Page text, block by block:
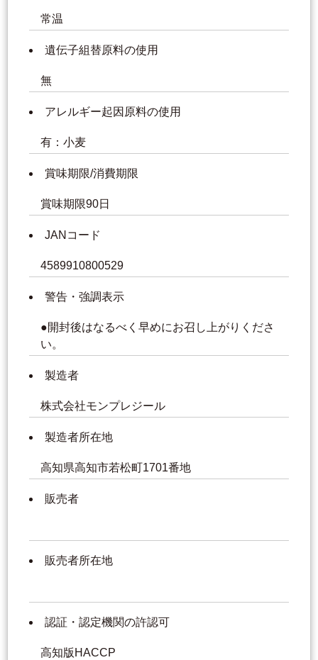
常温
遺伝子組替原料の使用
無
アレルギー起因原料の使用
有：小麦
賞味期限/消費期限
賞味期限90日
JANコード
4589910800529
警告・強調表示
●開封後はなるべく早めにお召し上がりくださ
い。
製造者
株式会社モンプレジール
製造者所在地
高知県高知市若松町1701番地
販売者
販売者所在地
認証・認定機関の許認可
高知版HACCP